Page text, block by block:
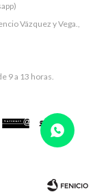
Vázquez y Vega.,
9 a 13 horas.